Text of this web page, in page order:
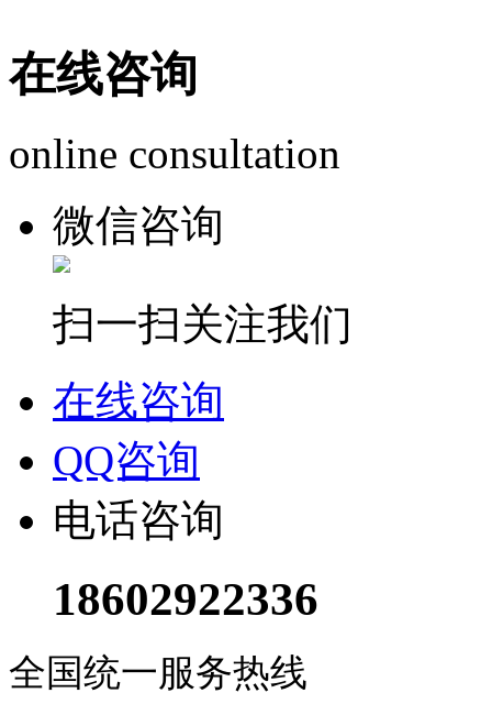
在线咨询
online consultation
微信咨询
扫一扫关注我们
在线咨询
QQ咨询
电话咨询
18602922336
全国统一服务热线